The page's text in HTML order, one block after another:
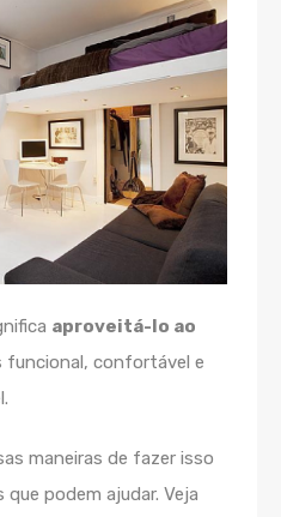
aproveitá-lo ao
funcional, confortável e
maneiras de fazer isso
podem ajudar. Veja